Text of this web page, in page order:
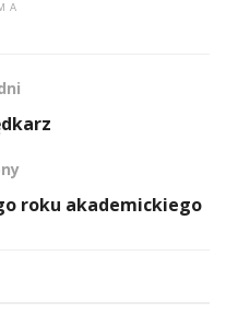
roku akademickiego